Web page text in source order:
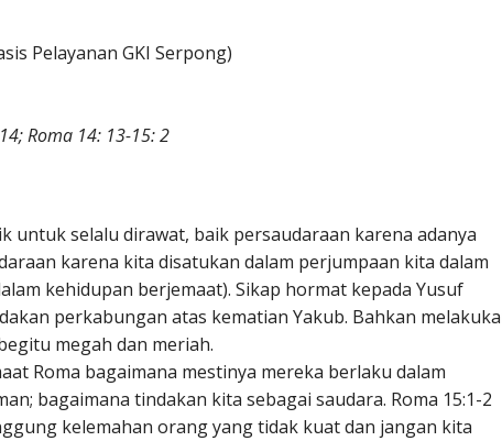
Pelayanan GKI Serpong)
Roma 14: 13-15: 2
untuk selalu dirawat, baik persaudaraan karena adanya
karena kita disatukan dalam perjumpaan kita dalam
kehidupan berjemaat). Sikap hormat kepada Yusuf
perkabungan atas kematian Yakub. Bahkan
megah dan meriah.
Roma bagaimana mestinya mereka berlaku dalam
bagaimana tindakan kita sebagai saudara. Roma 15:1-2
kelemahan orang yang tidak kuat dan jangan kita